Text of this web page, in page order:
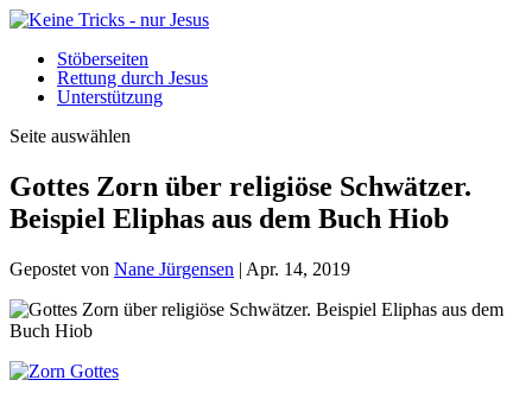
Stöberseiten
Rettung durch Jesus
Unterstützung
Seite auswählen
Gottes Zorn über religiöse Schwätzer.
Beispiel Eliphas aus dem Buch Hiob
Gepostet von Nane Jürgensen | Apr. 14, 2019